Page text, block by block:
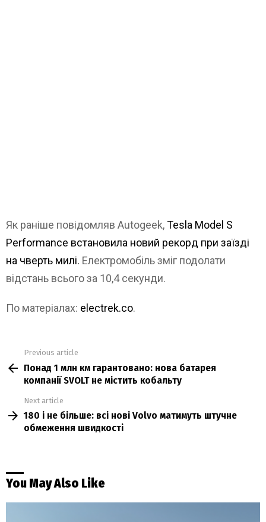
Як раніше повідомляв Autogeek,Tesla Model S
Performance встановила новий рекорд при заїзді
на чверть милі. Електромобіль зміг подолати
відстань всього за 10,4 секунди.
По матеріалах: electrek.co.
more
Previous article
Понад 1 млн км гарантовано: нова батарея
компанії SVOLT не містить кобальту
Next article
180 і не більше: всі нові Volvo матимуть штучне
обмеження швидкості
You May Also Like